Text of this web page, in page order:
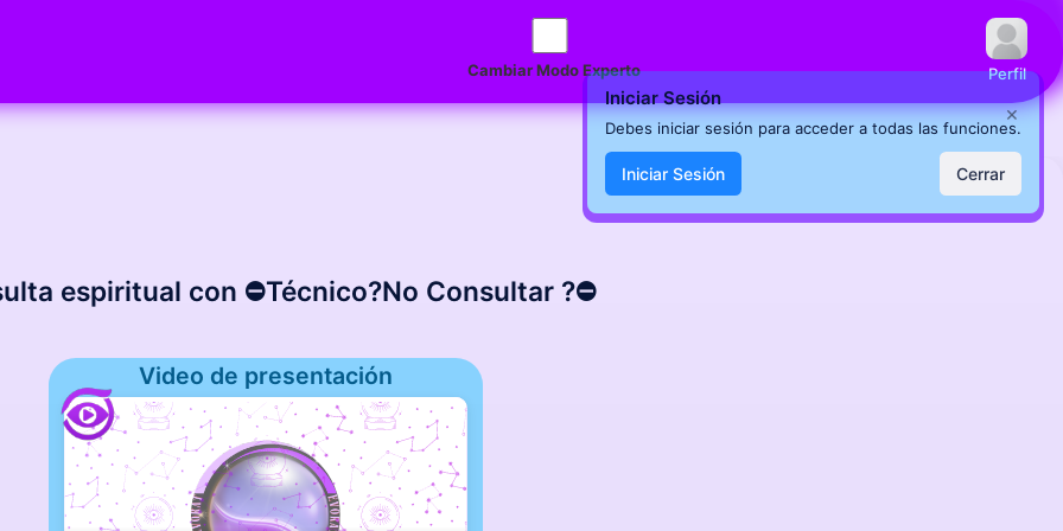
Cambiar Modo Experto Perfil
Iniciar Sesión
×
Debes iniciar sesión para acceder a todas las funciones.
Iniciar Sesión Cerrar
espiritual con ⛔️Técnico?No Consultar ?⛔️
Video de presentación